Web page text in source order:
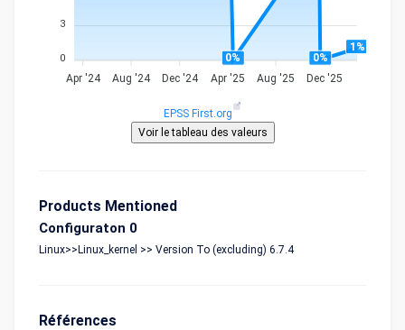
3
0 0% 0%
1%
Apr '24 Aug '24 Dec '24 Apr '25 Aug '25 Dec '25
EPSS First.org
Products Mentioned
Configuraton 0
Linux>>Linux_kernel >> Version To (excluding) 6.7.4
Références